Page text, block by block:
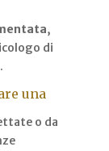
,
di
una
o da